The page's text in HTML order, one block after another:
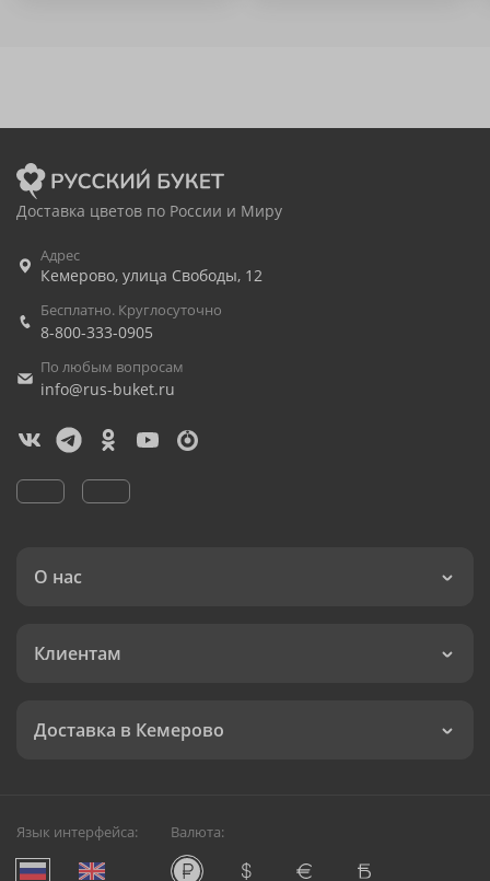
Доставка цветов по России и Миру
Адрес
Кемерово, улица Свободы, 12
Бесплатно. Круглосуточно
8-800-333-0905
По любым вопросам
info@rus-buket.ru
О нас
Клиентам
Доставка в Кемерово
Язык интерфейса: Валюта: